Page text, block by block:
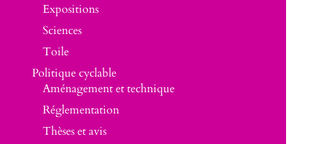
Expositions
Sciences
Toile
Politique cyclable
Aménagement et technique
Réglementation
Thèses et avis